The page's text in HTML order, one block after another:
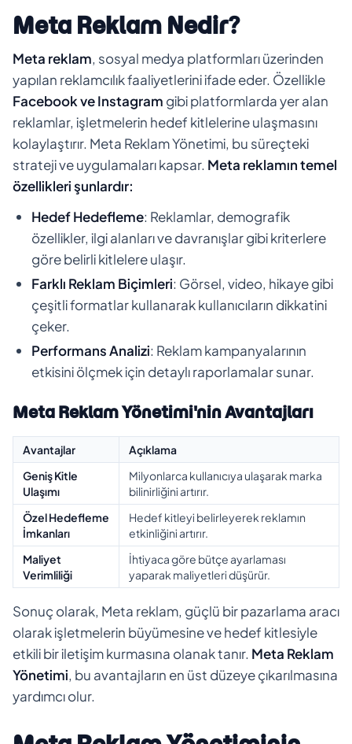
Meta Reklam Nedir?
Meta reklam, sosyal medya platformları üzerinden
yapılan reklamcılık faaliyetlerini ifade eder. Özellikle
Facebook ve Instagram gibi platformlarda yer alan
reklamlar, işletmelerin hedef kitlelerine ulaşmasını
kolaylaştırır. Meta Reklam Yönetimi, bu süreçteki
strateji ve uygulamaları kapsar. Meta reklamın temel
özellikleri şunlardır:
Hedef Hedefleme: Reklamlar, demografik
özellikler, ilgi alanları ve davranışlar gibi kriterlere
göre belirli kitlelere ulaşır.
Farklı Reklam Biçimleri: Görsel, video, hikaye gibi
çeşitli formatlar kullanarak kullanıcıların dikkatini
çeker.
Performans Analizi: Reklam kampanyalarının
etkisini ölçmek için detaylı raporlamalar sunar.
Meta Reklam Yönetimi'nin Avantajları
Avantajlar
Açıklama
Geniş Kitle
Ulaşımı
Milyonlarca kullanıcıya ulaşarak marka
bilinirliğini artırır.
Özel Hedefleme
İmkanları
Hedef kitleyi belirleyerek reklamın
etkinliğini artırır.
Maliyet
Verimliliği
İhtiyaca göre bütçe ayarlaması
yaparak maliyetleri düşürür.
Sonuç olarak, Meta reklam, güçlü bir pazarlama aracı
olarak işletmelerin büyümesine ve hedef kitlesiyle
etkili bir iletişim kurmasına olanak tanır. Meta Reklam
Yönetimi, bu avantajların en üst düzeye çıkarılmasına
yardımcı olur.